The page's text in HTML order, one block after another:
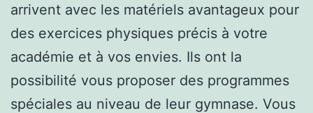
arrivent avec les matériels avantageux pour
des exercices physiques précis à votre
académie et à vos envies. Ils ont la
possibilité vous proposer des programmes
spéciales au niveau de leur gymnase. Vous